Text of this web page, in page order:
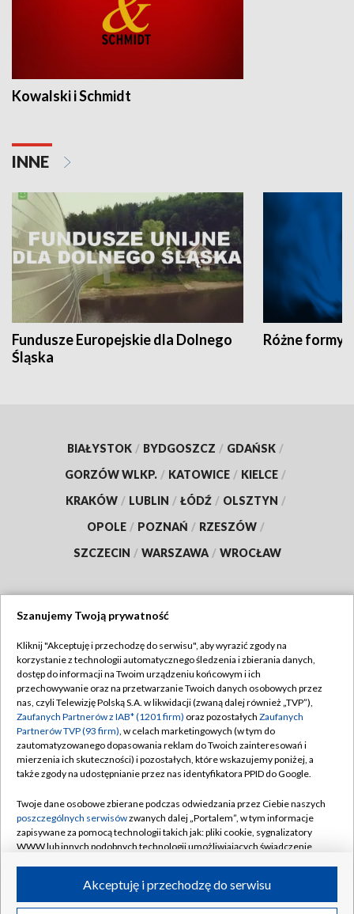
Kowalski i Schmidt
INNE
Fundusze Europejskie dla Dolnego
Śląska
Różne formy
BIAŁYSTOK / BYDGOSZCZ / GDAŃSK /
GORZÓW WLKP. / KATOWICE / KIELCE /
KRAKÓW / LUBLIN / ŁÓDŹ / OLSZTYN /
OPOLE / POZNAŃ / RZESZÓW /
SZCZECIN / WARSZAWA / WROCŁAW
TVP
Abonament TVP
Emisja w TVP
Centrum informacji TVP
Naziemna Telewizja Cyfrowa
Rada Programowa
System NOS
Informacje o nadawcy
Program dla prasy
Regulamin TVP
Polityka prywatności
Moje zgody
Pomoc
Kontakt
Kanały
©2026 Telewizja Polska S.A. w likwidacji
Szanujemy Twoją prywatność
Kliknij "Akceptuję i przechodzę do serwisu", aby wyrazić zgody na
korzystanie z technologii automatycznego śledzenia i zbierania danych,
dostęp do informacji na Twoim urządzeniu końcowym i ich
przechowywanie oraz na przetwarzanie Twoich danych osobowych przez
nas, czyli Telewizję Polską S.A. w likwidacji (zwaną dalej również „TVP”),
Zaufanych Partnerów z IAB* (1201 firm) oraz pozostałych Zaufanych
Partnerów TVP (93 firm), w celach marketingowych (w tym do
zautomatyzowanego dopasowania reklam do Twoich zainteresowań i
mierzenia ich skuteczności) i pozostałych, które wskazujemy poniżej, a
także zgody na udostępnianie przez nas identyfikatora PPID do Google.
Twoje dane osobowe zbierane podczas odwiedzania przez Ciebie naszych
poszczególnych serwisówzwanych dalej „Portalem”, w tym informacje
zapisywane za pomocą technologii takich jak: pliki cookie, sygnalizatory
WWW lub innych podobnych technologii umożliwiających świadczenie
ruchu w Internecie.Akceptuję i przechodzę do serwisu